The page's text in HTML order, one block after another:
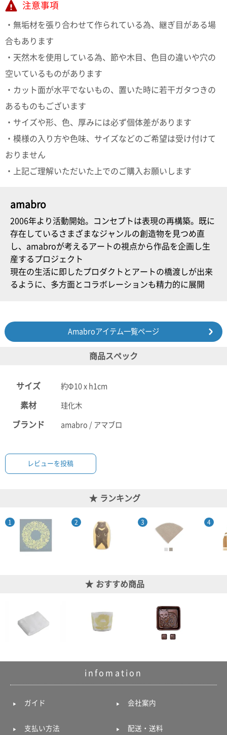
注意事項
・無垢材を張り合わせて作られている為、継ぎ目がある場
合もあります
・天然木を使用している為、節や木目、色目の違いや穴の
空いているものがあります
・カット面が水平でないもの、置いた時に若干ガタつきの
あるものもございます
・サイズや形、色、厚みには必ず個体差があります
・模様の入り方や色味、サイズなどのご希望は受け付けて
おりません
・上記ご理解いただいた上でのご購入お願いします
amabro
2006年より活動開始。コンセプトは表現の再構築。既に
存在しているさまざまなジャンルの創造物を見つめ直
し、amabroが考えるアートの視点から作品を企画し生
産するプロジェクト
現在の生活に即したプロダクトとアートの橋渡しが出来
るように、多方面とコラボレーションも精力的に展開
Amabroアイテム一覧ページ
商品スペック
サイズ 約Φ10 x h1cm
素材 珪化木
ブランド amabro / アマブロ
レビューを投稿
ランキング
おすすめ商品
infomation
ガイド 会社案内
支払い方法 配送・送料